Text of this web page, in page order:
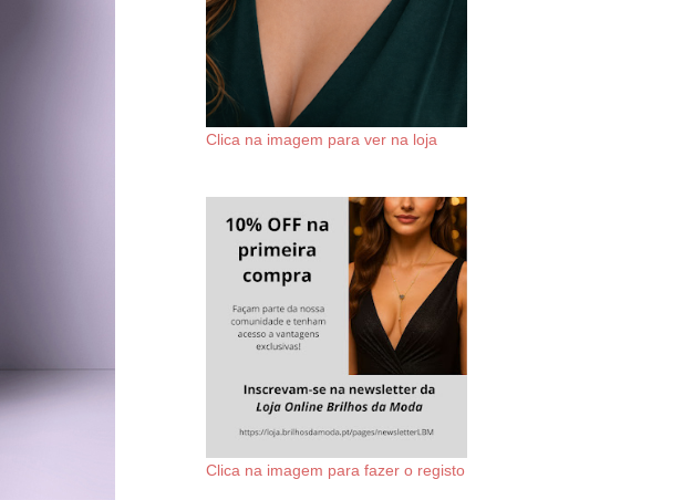
Clica na imagem para ver na loja
Clica na imagem para fazer o registo